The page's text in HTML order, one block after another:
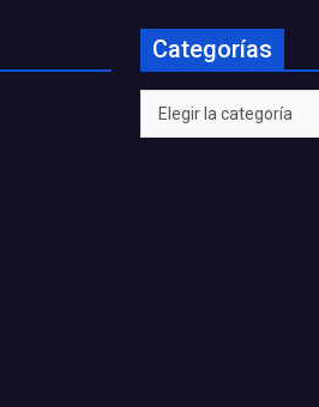
Categorías
Categorías